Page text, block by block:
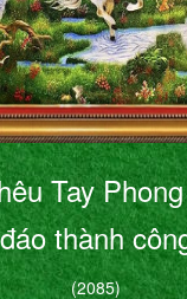
Tay
đáo thành
(2085)